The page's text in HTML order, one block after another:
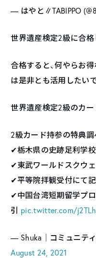
— はやと∥TABIPPO
世界遺産検定2級に合格
合格すると、何やらお
は是非とも活用したいで
世界遺産検定2級のカー
2級カード持参の特典調
✔︎栃木県の史跡足利学
✔︎東武ワールドスクウ
✔︎平等院拝観受付にて
✔︎中国台湾短期留学プ
引 pic.twitter.com/
— Shuka│コミュニティ
August 24, 2021